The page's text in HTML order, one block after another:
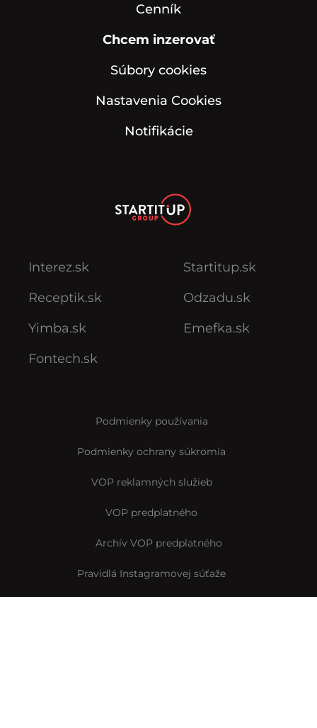
Cenník
Chcem inzerovať
Súbory cookies
Nastavenia Cookies
Notifikácie
Interez.sk
Receptik.sk
Yimba.sk
Fontech.sk
Startitup.sk
Odzadu.sk
Emefka.sk
Podmienky používania
Podmienky ochrany súkromia
VOP reklamných služieb
VOP predplatného
Archív VOP predplatného
Pravidlá Instagramovej súťaže